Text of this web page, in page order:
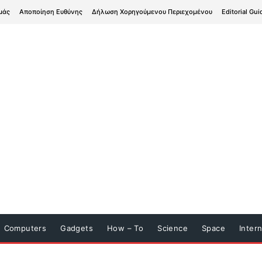
Αποποίηση Ευθύνης Δήλωση Χορηγούμενου Περιεχομένου Editorial
Computers Gadgets How – To Science Space